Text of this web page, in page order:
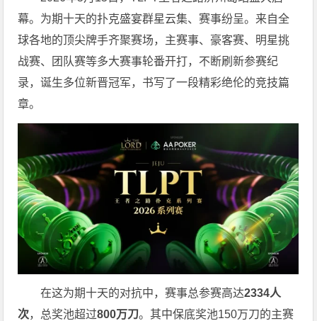
幕。为期十天的扑克盛宴群星云集、赛事纷呈。来自全
球各地的顶尖牌手齐聚赛场，主赛事、豪客赛、明星挑
战赛、团队赛等多大赛事轮番开打，不断刷新参赛纪
录，诞生多位新晋冠军，书写了一段精彩绝伦的竞技篇
章。
在这为期十天的对抗中，赛事总参赛高达2334人
次，总奖池超过800万刀。其中保底奖池150万刀的主赛